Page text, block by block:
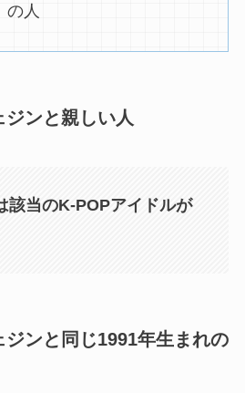
の人
ンと親しい人
該当のK-POPアイドルが
ンと同じ1991年生まれの